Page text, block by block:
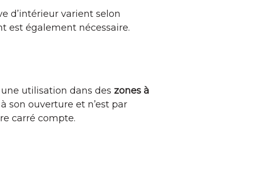
d’intérieur varient selon
est également nécessaire.
utilisation dans des zones à
son ouverture et n’est par
carré compte.